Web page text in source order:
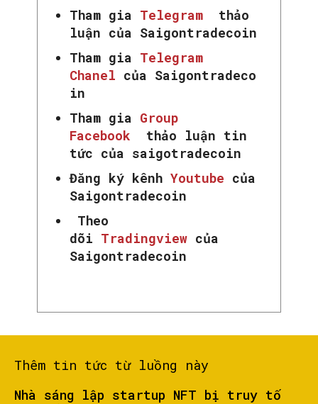
Tham gia Telegram
thảo
luận của Saigontradecoin
Tham gia Telegram
Chanel của Saigontradeco
in
Tham gia Group
Facebook
thảo luận tin
tức của saigotradecoin
Đăng ký kênh Youtube của
Saigontradecoin
Theo
dõi Tradingview của
Saigontradecoin
Thêm tin tức từ luồng này
Nhà sáng lập startup NFT bị truy tố